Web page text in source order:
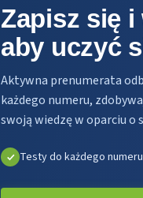
Zapisz się
aby uczyć
Aktywna prenumerata
każdego numeru,
swoją wiedzę w oparciu o
Testy do każdego numeru